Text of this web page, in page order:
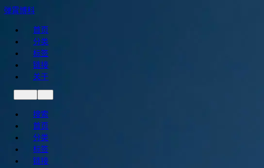
弹霄博科
首页
分类
标签
链接
关于
搜索
首页
分类
标签
链接